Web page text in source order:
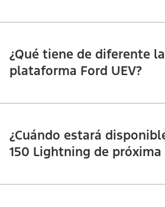
¿Qué tiene de diferente
plataforma Ford UEV?
¿Cuándo estará
150 Lightning de próxima